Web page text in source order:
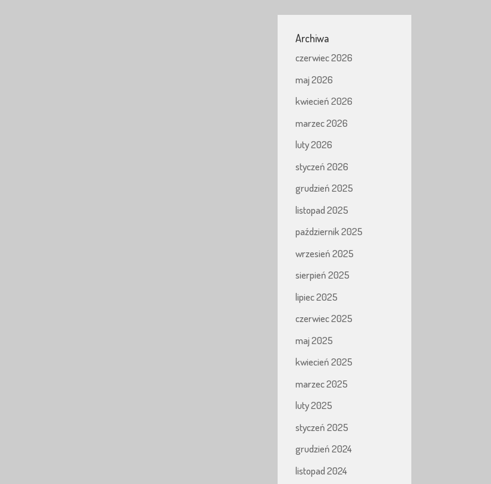
Archiwa
czerwiec 2026
maj 2026
kwiecień 2026
marzec 2026
luty 2026
styczeń 2026
grudzień 2025
listopad 2025
październik 2025
wrzesień 2025
sierpień 2025
lipiec 2025
czerwiec 2025
maj 2025
kwiecień 2025
marzec 2025
luty 2025
styczeń 2025
grudzień 2024
listopad 2024